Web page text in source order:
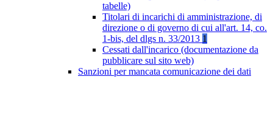
tabelle)
Titolari di incarichi di amministrazione, di
direzione o di governo di cui all'art. 14, co.
1-bis, del dlgs n. 33/2013 1
Cessati dall'incarico (documentazione da
pubblicare sul sito web)
Sanzioni per mancata comunicazione dei dati